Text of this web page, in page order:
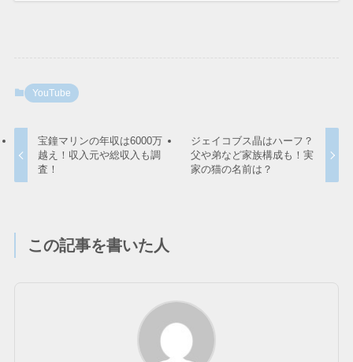
YouTube
宝鐘マリンの年収は6000万
越え！収入元や総収入も調
査！
ジェイコブス晶はハーフ？
父や弟など家族構成も！実
家の猫の名前は？
この記事を書いた人